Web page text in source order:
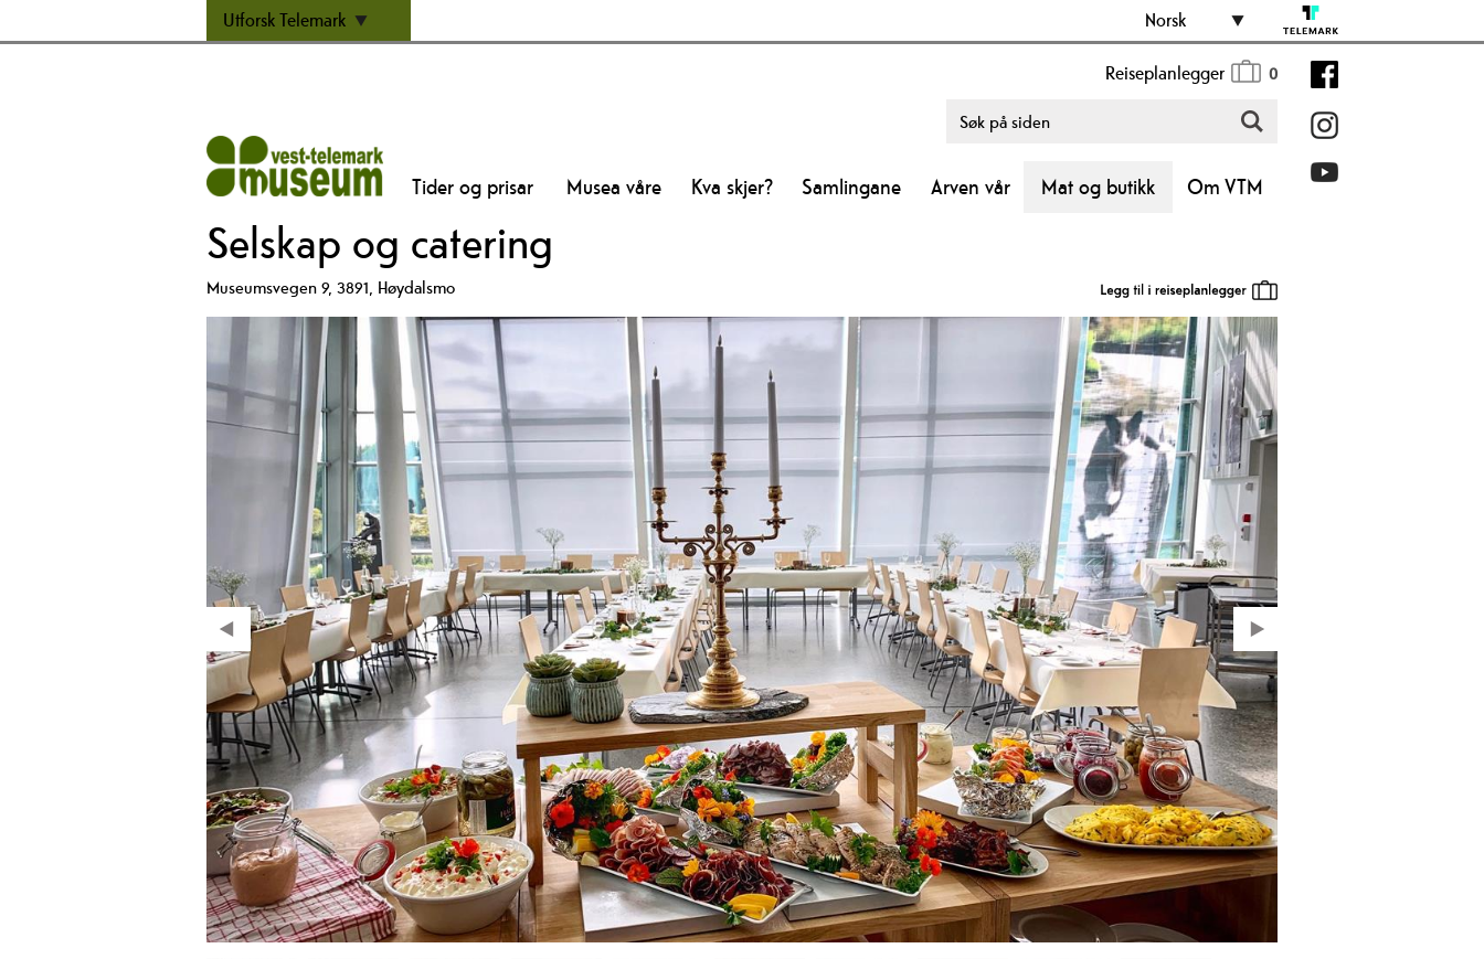
Utforsk Telemark Norsk
Reiseplanlegger 0
Tider og prisar Musea våre Kva skjer? Samlingane Arven vår Mat og butikk Om VTM
Selskap og catering
Museumsvegen 9, 3891, Høydalsmo